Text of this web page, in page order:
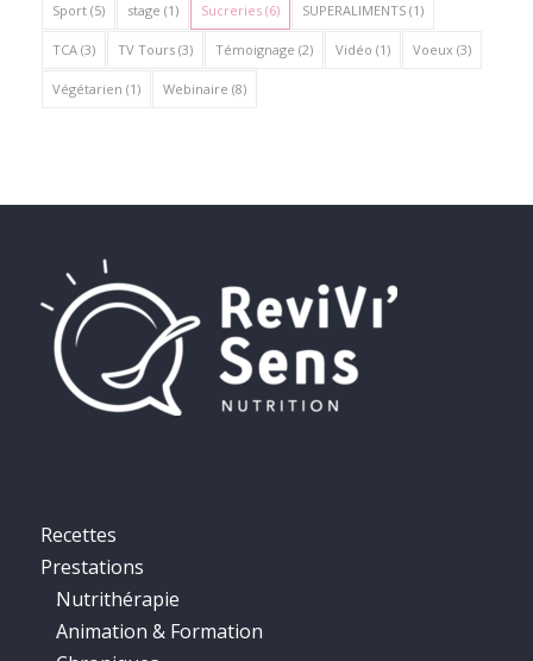
Sport(5) stage (1) Sucreries(6) SUPERALIMENTS(1)
TCA(3) TV Tours(3) Témoignage (2) Vidéo (1) Voeux (3)
Végétarien (1) Webinaire (8)
Recettes
Prestations
Nutrithérapie
Animation & Formation